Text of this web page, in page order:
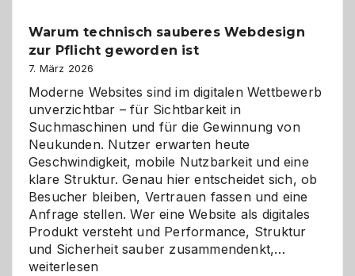
den
Logikrätseln
Warum technisch sauberes Webdesign
zur Pflicht geworden ist
7. März 2026
Moderne Websites sind im digitalen Wettbewerb
unverzichtbar – für Sichtbarkeit in
Suchmaschinen und für die Gewinnung von
Neukunden. Nutzer erwarten heute
Geschwindigkeit, mobile Nutzbarkeit und eine
klare Struktur. Genau hier entscheidet sich, ob
Besucher bleiben, Vertrauen fassen und eine
Anfrage stellen. Wer eine Website als digitales
Produkt versteht und Performance, Struktur
und Sicherheit sauber zusammendenkt,…
weiterlesen